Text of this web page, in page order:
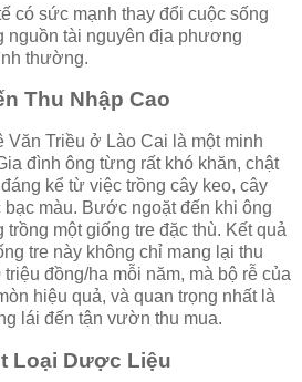
có sức mạnh thay đổi cuộc sống
nguồn tài nguyên địa phương
thường.
Thu Nhập Cao
Văn Triều ở Lào Cai là một minh
đình ông từng rất khó khăn, chật
kể từ việc trồng cây keo, cây
bạc màu. Bước ngoặt đến khi ông
một giống tre đặc thù. Kết quả
tre này không chỉ mang lại thu
đồng/ha mỗi năm, mà bộ rễ của
hiệu quả, và quan trọng nhất là
lái đến tận vườn thu mua.
Loại Dược Liệu